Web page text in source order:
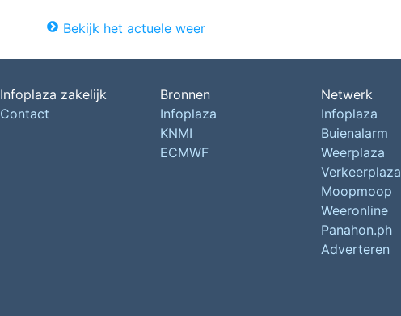
Bekijk het actuele weer
Infoplaza zakelijk
Contact
Bronnen
Infoplaza
KNMI
ECMWF
Netwerk
Infoplaza
Buienalarm
Weerplaza
Verkeerplaza
Moopmoop
Weeronline
Panahon.ph
Adverteren